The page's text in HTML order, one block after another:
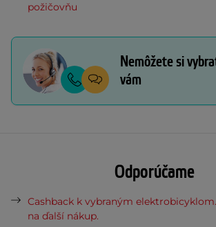
požičovňu
Nemôžete si
vám
Odporúčame
Cashback k vybraným
na ďalší nákup.